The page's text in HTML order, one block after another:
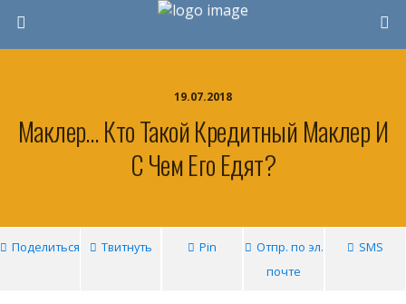
19.07.2018
Маклер… Кто Такой Кредитный Маклер И
С Чем Его Едят?
Поделиться Твитнуть Pin
Отпр. по эл.
почте
SMS